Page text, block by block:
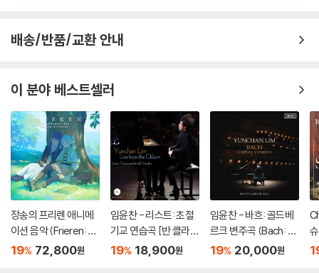
배송/반품/교환 안내
이 분야 베스트셀러
장송의 프리렌 애니메
이션 음악 (Frieren: B
eyond Journey's En
19% 72,800원
임윤찬 - 리스트: 초절
기교 연습곡 [반 클라이
번 콩쿠르 실황 녹음]
19% 18,900원
임윤찬 - 바흐: 골드베
르크 변주곡 (Bach: G
oldberg Variations)
19% 20,000원